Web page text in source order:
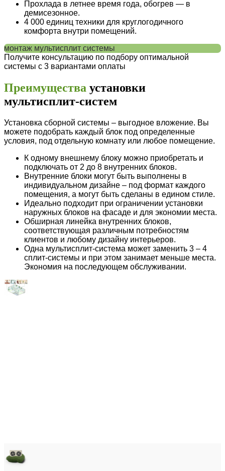
Прохлада в летнее время года, обогрев — в
демисезонное.
4 000 единиц техники для круглогодичного
комфорта внутри помещений.
монтаж мультисплит системы
Получите консультацию по подбору оптимальной
системы с 3 вариантами оплаты
Преимущества установки
мультисплит-систем
Установка сборной системы – выгодное вложение. Вы
можете подобрать каждый блок под определенные
условия, под отдельную комнату или любое помещение.
К одному внешнему блоку можно приобретать и
подключать от 2 до 8 внутренних блоков.
Внутренние блоки могут быть выполнены в
индивидуальном дизайне – под формат каждого
помещения, а могут быть сделаны в едином стиле.
Идеально подходит при ограничении установки
наружных блоков на фасаде и для экономии места.
Обширная линейка внутренних блоков,
соответствующая различным потребностям
клиентов и любому дизайну интерьеров.
Одна мультисплит-система может заменить 3 – 4
сплит-системы и при этом занимает меньше места.
Экономия на последующем обслуживании.